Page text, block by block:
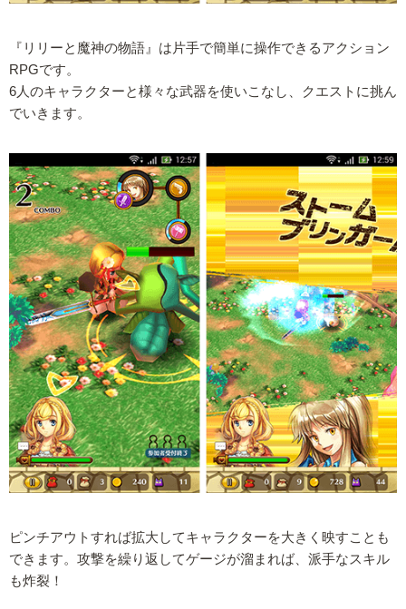
『リリーと魔神の物語』は片手で簡単に操作できるアクション
RPGです。
6人のキャラクターと様々な武器を使いこなし、クエストに挑ん
でいきます。
ピンチアウトすれば拡大してキャラクターを大きく映すことも
できます。攻撃を繰り返してゲージが溜まれば、派手なスキル
も炸裂！